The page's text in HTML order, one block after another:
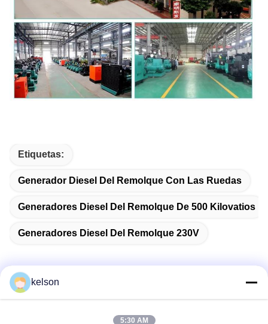
Etiquetas:
Generador Diesel Del Remolque Con Las Ruedas
Generadores Diesel Del Remolque De 500 Kilovatios
Generadores Diesel Del Remolque 230V
kelson
5:30 AM